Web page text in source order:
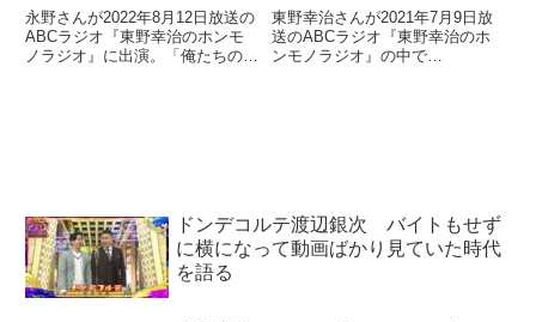
永野さんが2022年8月12日放送の
ABCラジオ『東野幸治のホンモ
ノラジオ』に出演。「俺たちの洋
ーストーリーズ』を語る
東野幸治さんが2021年7月9日放
送のABCラジオ『東野幸治のホ
ンモノラジオ』の中で
ドンデコルテ渡辺銀次 バイトもせず
に横になって動画ばかり見ていた時代
を語る